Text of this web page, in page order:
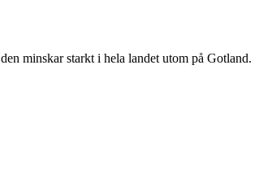
minskar starkt i hela landet utom på Gotland.